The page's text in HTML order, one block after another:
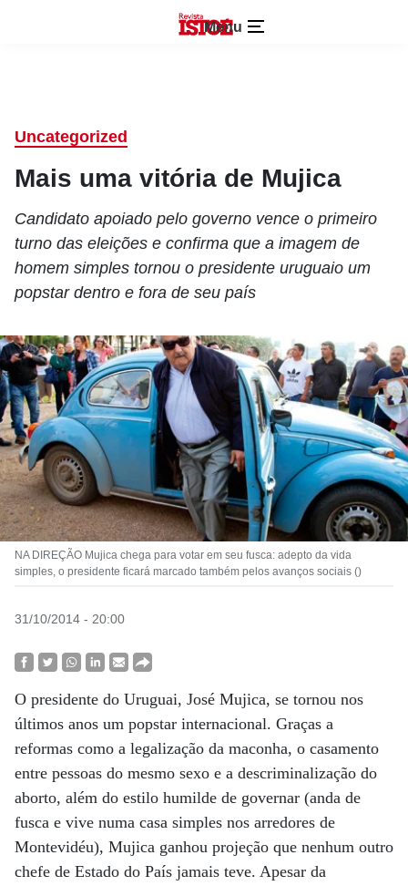
Menu
Uncategorized
Mais uma vitória de Mujica
Candidato apoiado pelo governo vence o primeiro
turno das eleições e confirma que a imagem de
homem simples tornou o presidente uruguaio um
popstar dentro e fora de seu país
NA DIREÇÃO Mujica chega para votar em seu fusca: adepto da vida
simples, o presidente ficará marcado também pelos avanços sociais ()
31/10/2014 - 20:00
O presidente do Uruguai, José Mujica, se tornou nos
últimos anos um popstar internacional. Graças a
reformas como a legalização da maconha, o casamento
entre pessoas do mesmo sexo e a descriminalização do
aborto, além do estilo humilde de governar (anda de
fusca e vive numa casa simples nos arredores de
Montevidéu), Mujica ganhou projeção que nenhum outro
chefe de Estado do País jamais teve. Apesar da